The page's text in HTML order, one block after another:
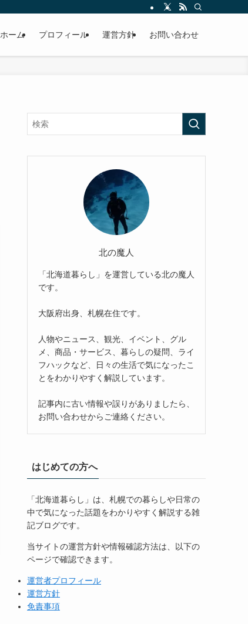
ホーム プロフィール 運営方針 お問い合わせ
北の魔人
「北海道暮らし」を運営している北の魔人
です。
大阪府出身、札幌在住です。
人物やニュース、観光、イベント、グル
メ、商品・サービス、暮らしの疑問、ライ
フハックなど、日々の生活で気になったこ
とをわかりやすく解説しています。
記事内に古い情報や誤りがありましたら、
お問い合わせからご連絡ください。
はじめての方へ
「北海道暮らし」は、札幌での暮らしや日常の
中で気になった話題をわかりやすく解説する雑
記ブログです。
当サイトの運営方針や情報確認方法は、以下の
ページで確認できます。
運営者プロフィール
運営方針
免責事項